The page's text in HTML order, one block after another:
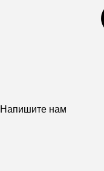
Напишите нам